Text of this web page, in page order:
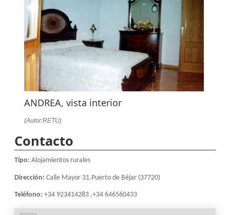
ANDREA, vista interior
(Autor:RETU)
Contacto
Tipo:Alojamientos rurales
Dirección:Calle Mayor 31.Puerto de Béjar (37720)
Teléfono:+34 923414283 ,+34 646560433